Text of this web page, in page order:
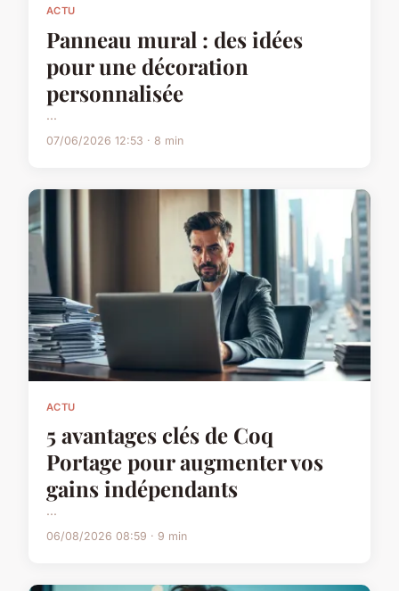
ACTU
Panneau mural : des idées
pour une décoration
personnalisée
...
07/06/2026 12:53 · 8 min
ACTU
5 avantages clés de Coq
Portage pour augmenter vos
gains indépendants
...
06/08/2026 08:59 · 9 min